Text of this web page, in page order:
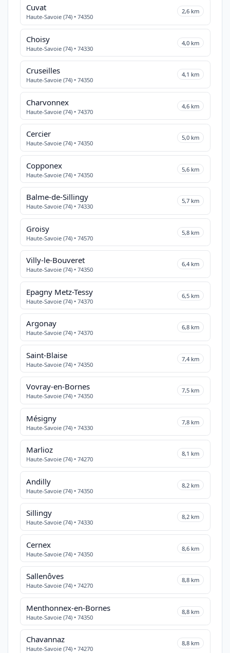
Cuvat
Haute-Savoie (74) • 74350
2,6 km
Choisy
Haute-Savoie (74) • 74330
4,0 km
Cruseilles
Haute-Savoie (74) • 74350
4,1 km
Charvonnex
Haute-Savoie (74) • 74370
4,6 km
Cercier
Haute-Savoie (74) • 74350
5,0 km
Copponex
Haute-Savoie (74) • 74350
5,6 km
Balme-de-Sillingy
Haute-Savoie (74) • 74330
5,7 km
Groisy
Haute-Savoie (74) • 74570
5,8 km
Villy-le-Bouveret
Haute-Savoie (74) • 74350
6,4 km
Epagny Metz-Tessy
Haute-Savoie (74) • 74370
6,5 km
Argonay
Haute-Savoie (74) • 74370
6,8 km
Saint-Blaise
Haute-Savoie (74) • 74350
7,4 km
Vovray-en-Bornes
Haute-Savoie (74) • 74350
7,5 km
Mésigny
Haute-Savoie (74) • 74330
7,8 km
Marlioz
Haute-Savoie (74) • 74270
8,1 km
Andilly
Haute-Savoie (74) • 74350
8,2 km
Sillingy
Haute-Savoie (74) • 74330
8,2 km
Cernex
Haute-Savoie (74) • 74350
8,6 km
Sallenôves
Haute-Savoie (74) • 74270
8,8 km
Menthonnex-en-Bornes
Haute-Savoie (74) • 74350
8,8 km
Chavannaz
Haute-Savoie (74) • 74270
8,8 km